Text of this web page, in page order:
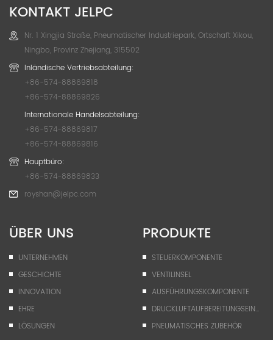
KONTAKT JELPC
Nr. 1 Xingjia Straße, Pneumatischer Industriepark, Ortschaft Xikou,
Ningbo, Provinz Zhejiang, 315502
Inländische Vertriebsabteilung:
+86-574-88869818
+86-574-88869826
Internationale Handelsabteilung:
+86-574-88869817
+86-574-88869816
Hauptbüro:
+86-574-88869833
royshan@jelpc.com
ÜBER UNS
UNTERNEHMEN
GESCHICHTE
INNOVATION
EHRE
LÖSUNGEN
PRODUKTE
STEUERKOMPONENTE
VENTILINSEL
AUSFÜHRUNGSKOMPONENTE
DRUCKLUFTAUFBEREITUNGSEINHEIT
PNEUMATISCHES ZUBEHÖR